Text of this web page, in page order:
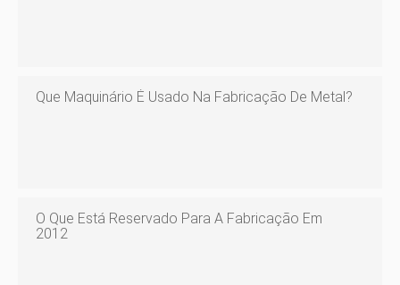
Que Maquinário É Usado Na Fabricação De Metal?
O Que Está Reservado Para A Fabricação Em
2012